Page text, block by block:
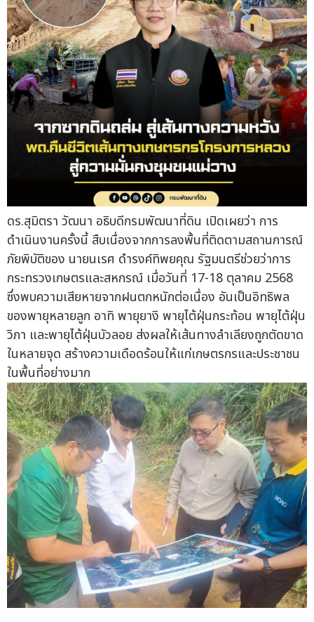
ดร.สุมิตรา วัฒนา อธิบดีกรมพัฒนาที่ดิน เปิดเผยว่า การ
ดำเนินงานครั้งนี้ สืบเนื่องจากการลงพื้นที่ติดตามสถานการณ์
ภัยพิบัติของ นายนเรศ ดำรงค์ทิพยคุณ รัฐมนตรีช่วยว่าการ
กระทรวงเกษตรและสหกรณ์ เมื่อวันที่ 17-18 ตุลาคม 2568
ซึ่งพบความเสียหายจากฝนตกหนักต่อเนื่อง อันเป็นอิทธิพล
ของพายุหลายลูก อาทิ พายุยางิ พายุไต้ฝุ่นกระท้อน พายุไต้ฝุ่น
วิภา และพายุไต้ฝุ่นบัวลอย ส่งผลให้เส้นทางลำเลียงถูกตัดขาด
ในหลายจุด สร้างความเดือดร้อนให้แก่เกษตรกรและประชาชน
ในพื้นที่อย่างมาก